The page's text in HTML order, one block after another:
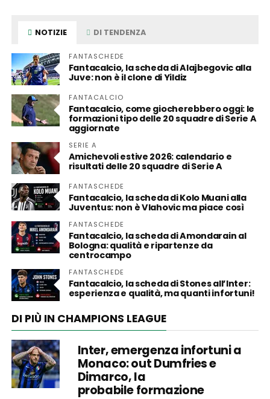
NOTIZIE DI TENDENZA
FANTASCHEDE
Fantacalcio, la scheda di Alajbegovic alla
Juve: non è il clone di Yildiz
FANTACALCIO
Fantacalcio, come giocherebbero oggi: le
formazioni tipo delle 20 squadre di Serie A
aggiornate
SERIE A
Amichevoli estive 2026: calendario e
risultati delle 20 squadre di Serie A
FANTASCHEDE
Fantacalcio, la scheda di Kolo Muani alla
Juventus: non è Vlahovic ma piace così
FANTASCHEDE
Fantacalcio, la scheda di Amondarain al
Bologna: qualità e ripartenze da
centrocampo
FANTASCHEDE
Fantacalcio, la scheda di Stones all’Inter:
esperienza e qualità, ma quanti infortuni!
DI PIÙ IN CHAMPIONS LEAGUE
Inter, emergenza infortuni a
Monaco: out Dumfries e
Dimarco, la
probabile formazione